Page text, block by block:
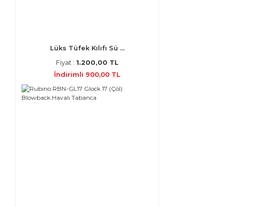
Lüks Tüfek Kılıfı Sü ...
Fiyat : 1.200,00 TL
İndirimli 900,00 TL